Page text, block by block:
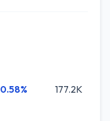
0.58% 177.2K